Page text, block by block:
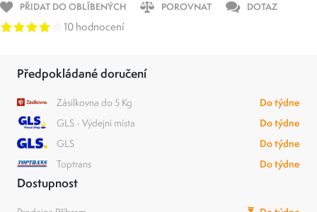
PŘIDAT DO OBLÍBENÝCH POROVNAT DOTAZ
10 hodnocení
Předpokládané doručení
Zásilkovna do 5 Kg
Do týdne
GLS - Výdejní místa
Do týdne
GLS
Do týdne
Toptrans
Do týdne
Dostupnost